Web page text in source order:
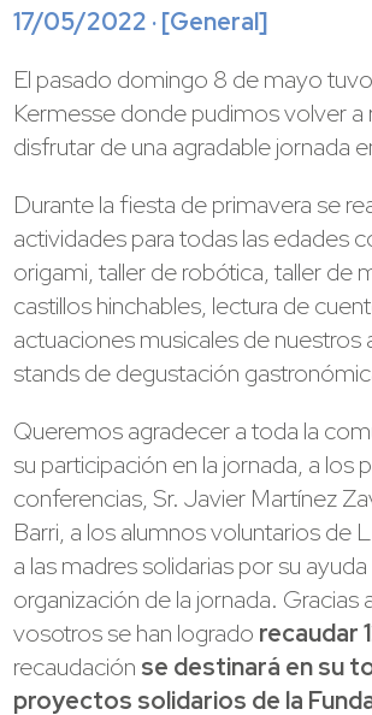
17/05/2022 · [General]
El pasado domingo 8 de mayo
Kermesse donde pudimos volver a
disfrutar de una agradable jornada
Durante la fiesta de primavera se
actividades para todas las edades
origami, taller de robótica, taller de
castillos hinchables, lectura de
actuaciones musicales de nuestros
stands de degustación
Queremos agradecer a toda la
su participación en la jornada, a los
conferencias, Sr. Javier Martínez
Barri, a los alumnos voluntarios de
a las madres solidarias por su ayuda
organización de la jornada. Gracias
vosotros se han logrado recaudar
recaudación se destinará en su
proyectos solidarios de la